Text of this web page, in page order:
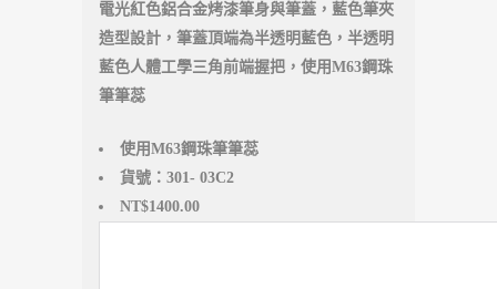
電光紅色鋁合金烤漆筆身與筆蓋，藍色筆夾
造型設計，筆蓋頂端為半透明藍色，半透明
藍色人體工學三角前端握把，使用M63鋼珠
筆筆蕊
使用M63鋼珠筆筆蕊
貨號：301- 03C2
NT$1400.00